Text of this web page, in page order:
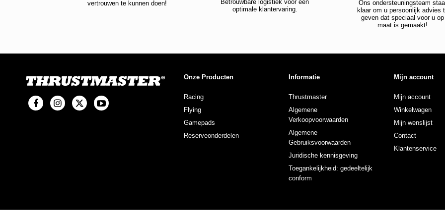
vertrouwen te kunnen doen!
Betrouwbare logistiek voor een
optimale klantervaring.
Ons ondersteuningsteam
klaar om u persoonlijk advies
geven dat speciaal voor u op
maat is gemaakt!
Onze Producten
Racing
Flying
Gamepads
Reserveonderdelen
Informatie
Thrustmaster
Algemene
Verkoopvoorwaarden
Algemene
Gebruiksvoorwaarden
Juridische kennisgeving
Toegankelijkheid: gedeeltelijk
conform
Mijn account
Mijn account
Winkelwagen
Mijn wenslijst
Contact
Klantenservice